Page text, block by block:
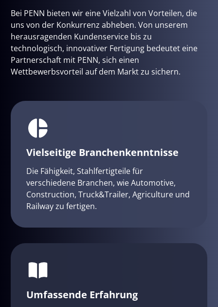
Bei PENN bieten wir eine Vielzahl von Vorteilen, die
uns von der Konkurrenz abheben. Von unserem
herausragenden Kundenservice bis zu
technologisch, innovativer Fertigung bedeutet eine
Partnerschaft mit PENN, sich einen
Wettbewerbsvorteil auf dem Markt zu sichern.
Vielseitige Branchenkenntnisse
Die Fähigkeit, Stahlfertigteile für
verschiedene Branchen, wie Automotive,
Construction, Truck&Trailer, Agriculture und
Railway zu fertigen.
Umfassende Erfahrung